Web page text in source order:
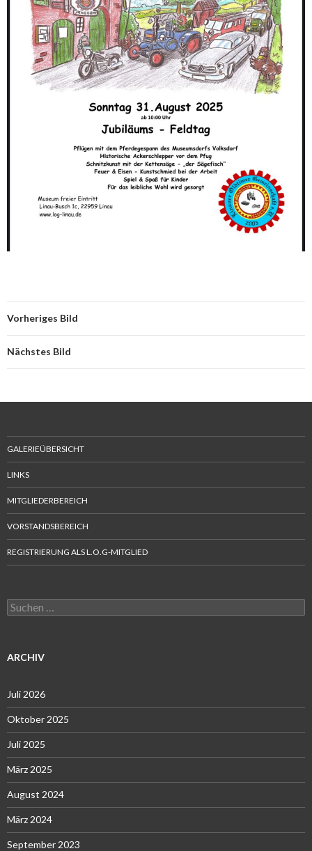
Vorheriges Bild
Nächstes Bild
GALERIEÜBERSICHT
LINKS
MITGLIEDERBEREICH
VORSTANDSBEREICH
REGISTRIERUNG ALS L.O.G-MITGLIED
Suchen
nach:
ARCHIV
Juli 2026
Oktober 2025
Juli 2025
März 2025
August 2024
März 2024
September 2023